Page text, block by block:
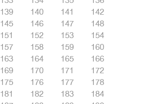
139 140 141
142
145 146 147
148
151 152 153
154
157 158 159
160
163 164 165
166
169 170 171
172
175 176 177
178
181 182 183
184